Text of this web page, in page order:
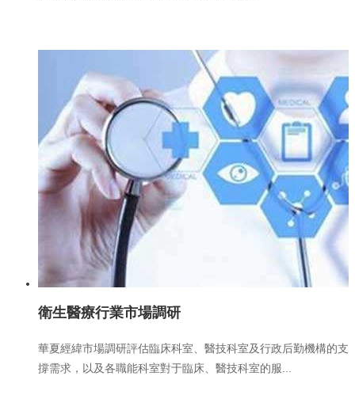
衛生醫療行業市場調研
華夏經緯市場調研評估臨床科室、醫技科室及行政后勤機構的支
撐需求，以及各職能科室對于臨床、醫技科室的服...